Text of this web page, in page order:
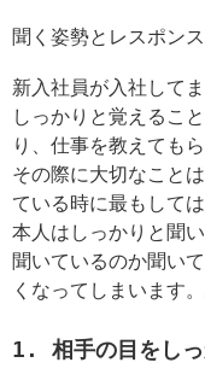
聞く姿勢とレスポン
新入社員が入社して
しっかりと覚えるこ
り、仕事を教えても
その際に大切なこと
ている時に最もして
本人はしっかりと聞
聞いているのか聞い
くなってしまいます
1. 相手の目をしっ